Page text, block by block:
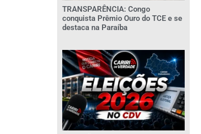
TRANSPARÊNCIA: Congo
conquista Prêmio Ouro do TCE e se
destaca na Paraíba